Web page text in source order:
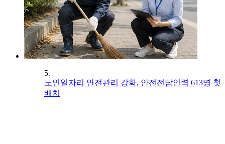
5.
노인일자리 안전관리 강화, 안전전담인력 613명 첫
배치